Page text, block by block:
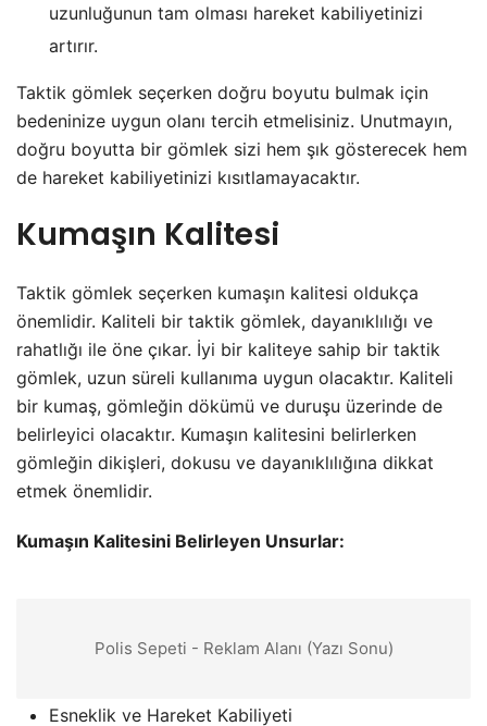
uzunluğunun tam olması hareket kabiliyetinizi
artırır.
Taktik gömlek seçerken doğru boyutu bulmak için
bedeninize uygun olanı tercih etmelisiniz. Unutmayın,
doğru boyutta bir gömlek sizi hem şık gösterecek hem
de hareket kabiliyetinizi kısıtlamayacaktır.
Kumaşın Kalitesi
Taktik gömlek seçerken kumaşın kalitesi oldukça
önemlidir. Kaliteli bir taktik gömlek, dayanıklılığı ve
rahatlığı ile öne çıkar. İyi bir kaliteye sahip bir taktik
gömlek, uzun süreli kullanıma uygun olacaktır. Kaliteli
bir kumaş, gömleğin dökümü ve duruşu üzerinde de
belirleyici olacaktır. Kumaşın kalitesini belirlerken
gömleğin dikişleri, dokusu ve dayanıklılığına dikkat
etmek önemlidir.
Kumaşın Kalitesini Belirleyen Unsurlar:
Polis Sepeti - Reklam Alanı (Yazı Sonu)
Esneklik ve Hareket Kabiliyeti